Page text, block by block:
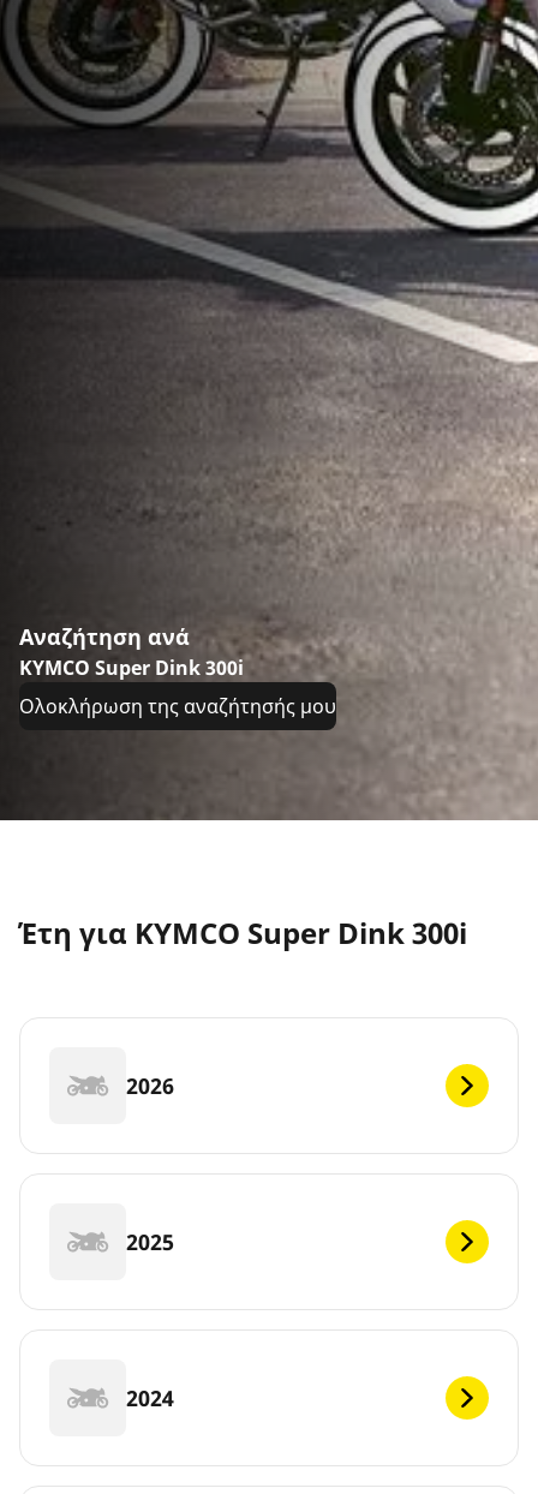
Αναζήτηση ανά
KYMCO Super Dink 300i
Ολοκλήρωση της αναζήτησής μου
Έτη για KYMCO Super Dink 300i
2026
2025
2024